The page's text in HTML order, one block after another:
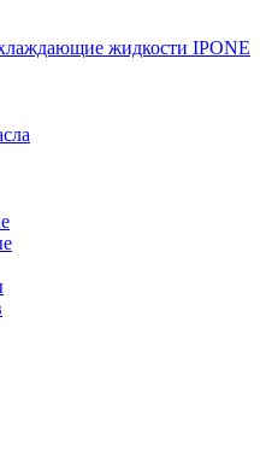
жидкости IPONE